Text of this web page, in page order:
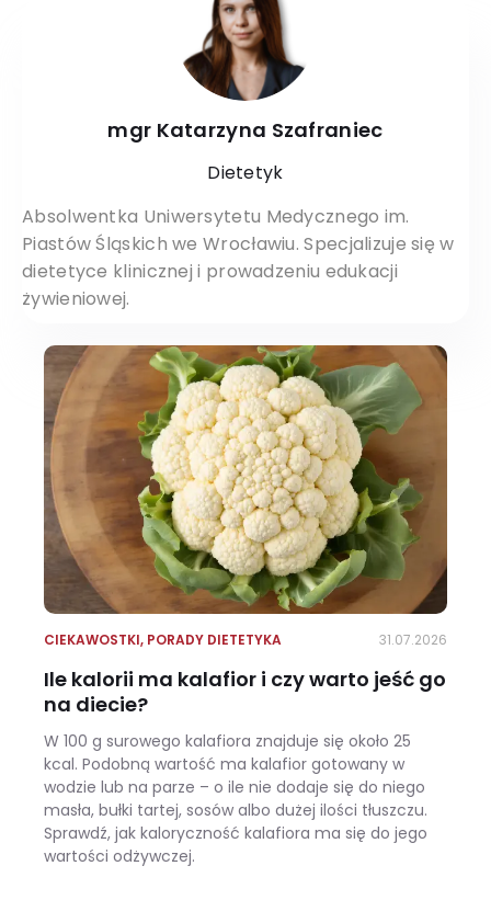
mgr Katarzyna Szafraniec
Dietetyk
Absolwentka Uniwersytetu Medycznego im.
Piastów Śląskich we Wrocławiu. Specjalizuje się w
dietetyce klinicznej i prowadzeniu edukacji
żywieniowej.
CIEKAWOSTKI, PORADY DIETETYKA 31.07.2026
Ile kalorii ma kalafior i czy warto jeść go
na diecie?
W 100 g surowego kalafiora znajduje się około 25
kcal. Podobną wartość ma kalafior gotowany w
wodzie lub na parze – o ile nie dodaje się do niego
masła, bułki tartej, sosów albo dużej ilości tłuszczu.
Sprawdź, jak kaloryczność kalafiora ma się do jego
wartości odżywczej.